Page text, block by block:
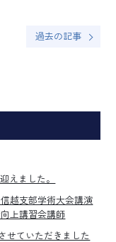
過去の記事
えました。
越支部学術大会講演
上講習会講師
せていただきました